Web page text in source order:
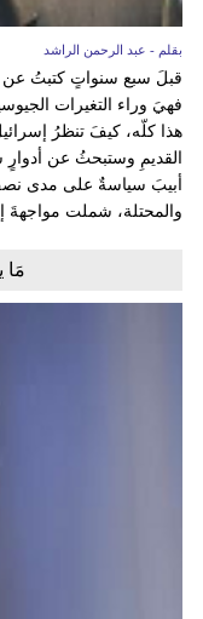
بقلم - عبد الرحمن الراشد
قبلَ سبع سنواتٍ كتبتُ عن
فهيَ وراء التغيرات
هذا كلّه، كيفَ تنظرُ
القديمِ وستبحثُ عن
أبيبَ سياسةٌ على مدى
والمحتلة، شملت مواجهةَ
مَا